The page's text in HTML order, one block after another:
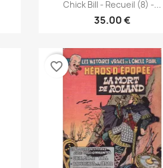
Chick Bill - Recueil (8) -...
35.00 €
favorite_border